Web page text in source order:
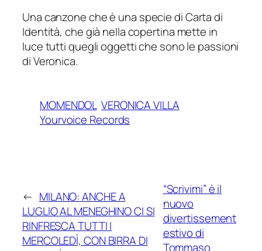
Una canzone che è una specie di Carta di
Identità, che già nella copertina mette in
luce tutti quegli oggetti che sono le passioni
di Veronica.
MOMENDOL VERONICA VILLA
Yourvoice Records
← MILANO: ANCHE A
LUGLIO AL MENEGHINO CI SI
RINFRESCA TUTTI I
MERCOLEDÌ, CON BIRRA DI
“Scrivimi” è il
nuovo
divertissement
estivo di
Tommaso